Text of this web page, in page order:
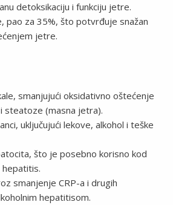
detoksikaciju i funkciju jetre.
pao za 35%, što potvrđuje snažan
jetre.
smanjujući oksidativno oštećenje
steatoze (masna jetra).
uključujući lekove, alkohol i teške
što je posebno korisno kod
smanjenje CRP-a i drugih
hepatitisom.